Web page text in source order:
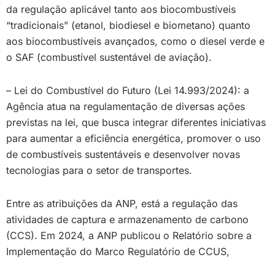
da regulação aplicável tanto aos biocombustíveis
“tradicionais” (etanol, biodiesel e biometano) quanto
aos biocombustíveis avançados, como o diesel verde e
o SAF (combustível sustentável de aviação).
– Lei do Combustível do Futuro (Lei 14.993/2024): a
Agência atua na regulamentação de diversas ações
previstas na lei, que busca integrar diferentes iniciativas
para aumentar a eficiência energética, promover o uso
de combustíveis sustentáveis e desenvolver novas
tecnologias para o setor de transportes.
Entre as atribuições da ANP, está a regulação das
atividades de captura e armazenamento de carbono
(CCS). Em 2024, a ANP publicou o Relatório sobre a
Implementação do Marco Regulatório de CCUS,